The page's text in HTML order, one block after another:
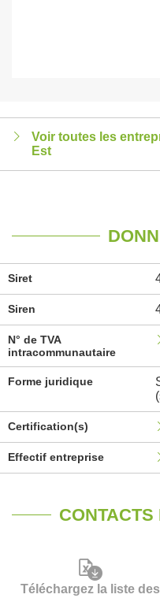
Voir toutes les
Est
Siret
Siren
N° de TVA
intracommunautaire
Forme juridique
Certification(s)
Effectif entreprise
CONTACTS
Téléchargez la liste des